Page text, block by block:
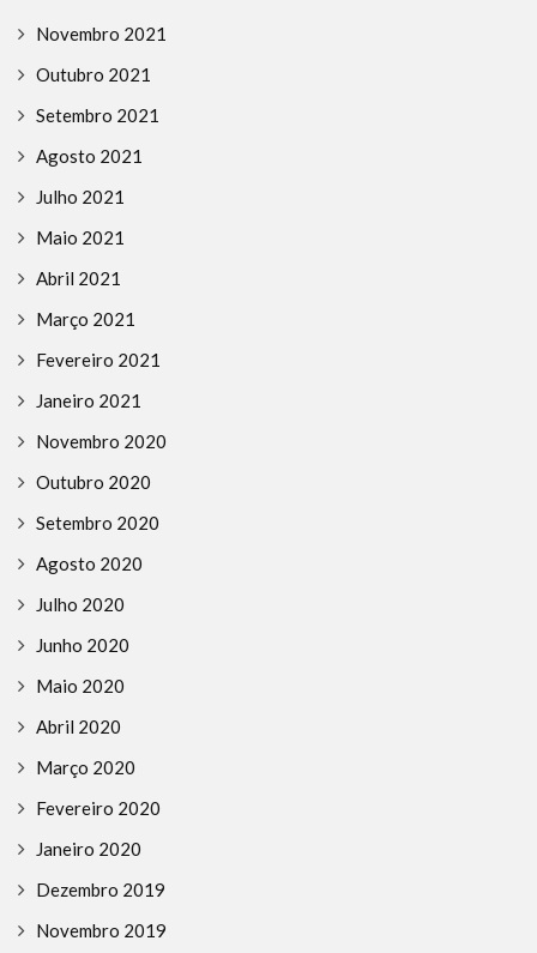
Novembro 2021
Outubro 2021
Setembro 2021
Agosto 2021
Julho 2021
Maio 2021
Abril 2021
Março 2021
Fevereiro 2021
Janeiro 2021
Novembro 2020
Outubro 2020
Setembro 2020
Agosto 2020
Julho 2020
Junho 2020
Maio 2020
Abril 2020
Março 2020
Fevereiro 2020
Janeiro 2020
Dezembro 2019
Novembro 2019